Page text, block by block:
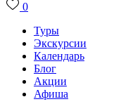
0
Туры
Экскурсии
Календарь
Блог
Акции
Афиша